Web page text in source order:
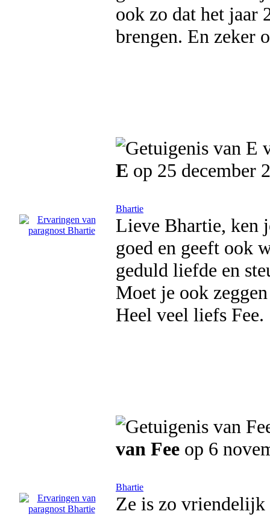
ook zo dat het jaar
brengen. En zeker
E op 25 december
Bhartie
Lieve Bhartie, ken
goed en geeft ook
geduld liefde en
Moet je ook
Heel veel liefs Fee.
van Fee op 6
Bhartie
Ze is zo